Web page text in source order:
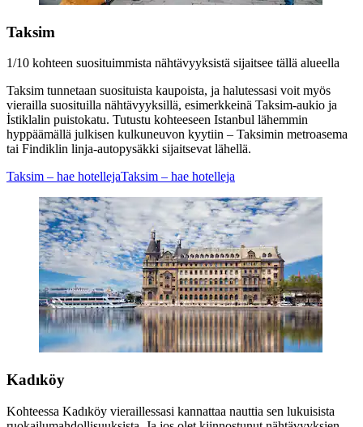
Taksim
1/10 kohteen suosituimmista nähtävyyksistä sijaitsee tällä alueella
Taksim tunnetaan suosituista kaupoista, ja halutessasi voit myös
vierailla suosituilla nähtävyyksillä, esimerkkeinä Taksim-aukio ja
İstiklalin puistokatu. Tutustu kohteeseen Istanbul lähemmin
hyppäämällä julkisen kulkuneuvon kyytiin – Taksimin metroasema
tai Findiklin linja-autopysäkki sijaitsevat lähellä.
Taksim – hae hotellejaTaksim – hae hotelleja
Kadıköy
Kohteessa Kadıköy vieraillessasi kannattaa nauttia sen lukuisista